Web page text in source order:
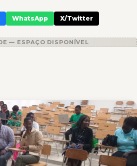
WhatsApp X/Twitter
— ESPAÇO DISPONÍVEL